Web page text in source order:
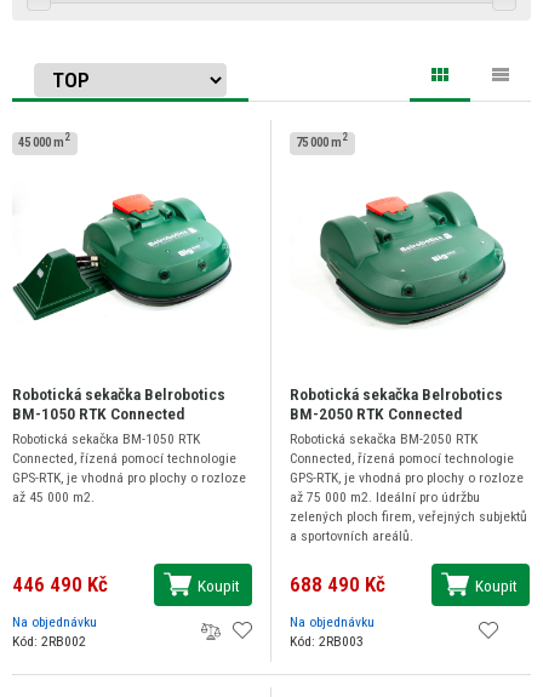
45 000 m 2
Robotická sekačka Belrobotics
BM-1050 RTK Connected
Robotická sekačka BM-1050 RTK
Connected, řízená pomocí technologie
GPS-RTK, je vhodná pro plochy o rozloze
až 45 000 m2.
446 490 Kč Koupit
Na objednávku
Kód: 2RB002
75 000 m 2
Robotická sekačka Belrobotics
BM-2050 RTK Connected
Robotická sekačka BM-2050 RTK
Connected, řízená pomocí technologie
GPS-RTK, je vhodná pro plochy o rozloze
až 75 000 m2. Ideální pro údržbu
zelených ploch firem, veřejných subjektů
a sportovních areálů.
688 490 Kč Koupit
Na objednávku
Kód: 2RB003